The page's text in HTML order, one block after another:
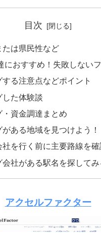
目次
は県民性など
におすすめ！失敗しない
る注意点などポイント
た体験談
資金調達まとめ
ある地域を見つけよう！
を行く前に主要路線を確
社がある駅名を探してみ
アクセルファクター